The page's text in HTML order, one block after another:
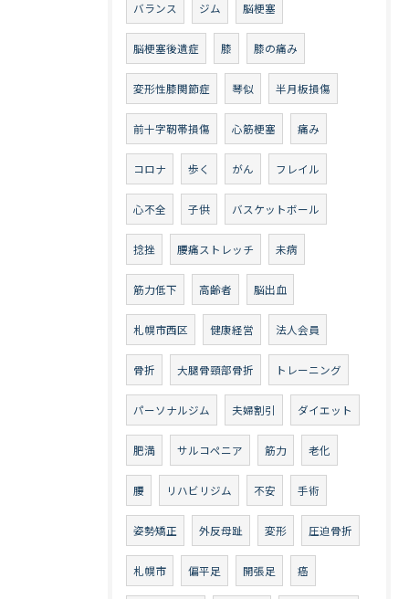
バランス ジム 脳梗塞
脳梗塞後遺症 膝 膝の痛み
変形性膝関節症 琴似 半月板損傷
前十字靭帯損傷 心筋梗塞 痛み
コロナ 歩く がん フレイル
心不全 子供 バスケットボール
捻挫 腰痛ストレッチ 未病
筋力低下 高齢者 脳出血
札幌市西区 健康経営 法人会員
骨折 大腿骨頸部骨折 トレーニング
パーソナルジム 夫婦割引 ダイエット
肥満 サルコペニア 筋力 老化
腰 リハビリジム 不安 手術
姿勢矯正 外反母趾 変形 圧迫骨折
札幌市 偏平足 開張足 癌